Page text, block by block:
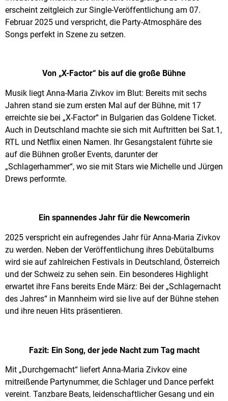
erscheint zeitgleich zur Single-Veröffentlichung am 07.
Februar 2025 und verspricht, die Party-Atmosphäre des
Songs perfekt in Szene zu setzen.
Von „X-Factor“ bis auf die große Bühne
Musik liegt Anna-Maria Zivkov im Blut: Bereits mit sechs
Jahren stand sie zum ersten Mal auf der Bühne, mit 17
erreichte sie bei „X-Factor“ in Bulgarien das Goldene Ticket.
Auch in Deutschland machte sie sich mit Auftritten bei Sat.1,
RTL und Netflix einen Namen. Ihr Gesangstalent führte sie
auf die Bühnen großer Events, darunter der
„Schlagerhammer“, wo sie mit Stars wie Michelle und Jürgen
Drews performte.
Ein spannendes Jahr für die Newcomerin
2025 verspricht ein aufregendes Jahr für Anna-Maria Zivkov
zu werden. Neben der Veröffentlichung ihres Debütalbums
wird sie auf zahlreichen Festivals in Deutschland, Österreich
und der Schweiz zu sehen sein. Ein besonderes Highlight
erwartet ihre Fans bereits Ende März: Bei der „Schlagernacht
des Jahres“ in Mannheim wird sie live auf der Bühne stehen
und ihre neuen Hits präsentieren.
Fazit: Ein Song, der jede Nacht zum Tag macht
Mit „Durchgemacht“ liefert Anna-Maria Zivkov eine
mitreißende Partynummer, die Schlager und Dance perfekt
vereint. Tanzbare Beats, leidenschaftlicher Gesang und ein